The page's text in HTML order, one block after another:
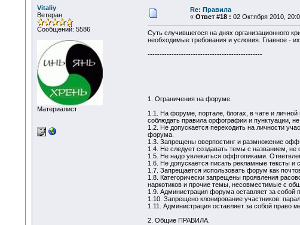
Vitaliy
Ветеран
Сообщений: 5586
Материалист
Re: Правила
« Ответ #18 : 02 Октября 2010,
Суть случившегося на днях организационного
необходимые требования и условия. Главное -
------------------------------------------------
1. Ограничения на форуме.
1.1. На форуме, портале, блогах, в чате и
соблюдать правила орфографии и пунктуации,
1.2. Не допускается переходить на личности
форума.
1.3. Запрещены оверпостинг и размножение офф-
1.4. Не следует создавать темы с названием,
1.5. Не надо увлекаться оффтопиками.
1.6. Не допускается писать рекламные тексты и
1.7. Запрещается использовать форум как
1.8. Категорически запрещены проявления
наркотиков и прочие темы, несовместимые с
1.9. Администрация форума оставляет за
1.10. Запрещено клонирование участников:
1.11. Администрация оставляет за собой право
2. Общие ПРАВИЛА.